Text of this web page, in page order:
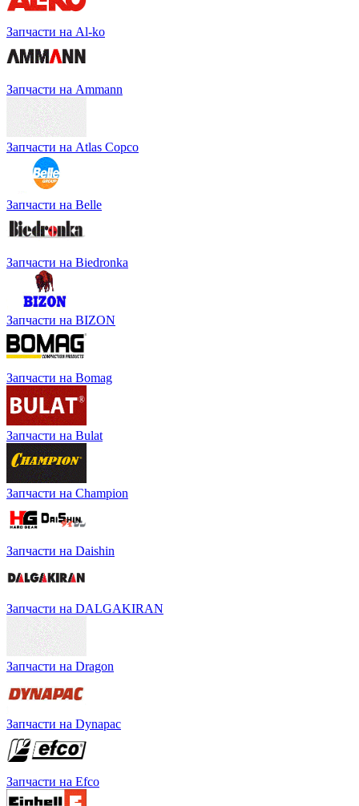
Запчасти на Al-ko
Запчасти на Ammann
Запчасти на Atlas Copco
Запчасти на Belle
Запчасти на Biedronka
Запчасти на BIZON
Запчасти на Bomag
Запчасти на Bulat
Запчасти на Champion
Запчасти на Daishin
Запчасти на DALGAKIRAN
Запчасти на Dragon
Запчасти на Dynapac
Запчасти на Efco